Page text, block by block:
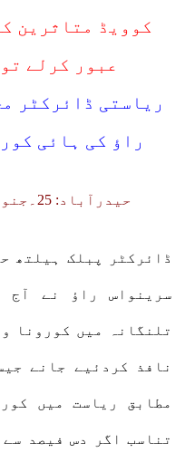
کوویڈ متاثرین
عبور کرلے
ریاستی ڈائرکٹر
راؤ کی ہائی
حیدرآباد: 25۔جنوری(سحرنیوزڈاٹ کام)
ڈائرکٹر پبلک ہیلتھ
سرینواس راؤ نے آج
تلنگانہ میں کورونا
نافذ کردئیے جانے
مطابق ریاست میں
تناسب اگر دس فیصد